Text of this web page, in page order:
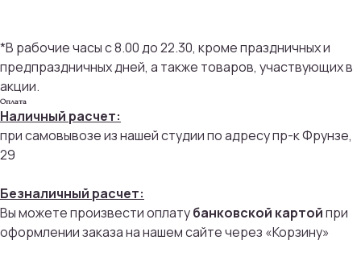
*В рабочие часы с 8.00 до 22.30, кроме праздничных и
предпраздничных дней, а также товаров, участвующих в
акции.
Оплата
Наличный расчет:
при самовывозе из нашей студии по адресу пр-к Фрунзе,
29
Безналичный расчет:
Вы можете произвести оплатубанковской картойпри
оформлении заказа на нашем сайте через «Корзину»